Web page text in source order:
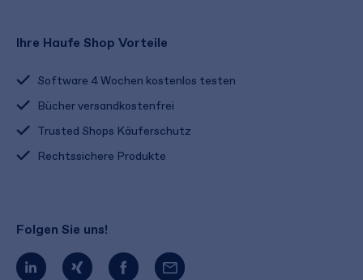
Ihre Haufe Shop Vorteile
Software 4 Wochen kostenlos testen
Bücher versandkostenfrei
Trusted Shops Käuferschutz
Rechtssichere Produkte
Folgen Sie uns!